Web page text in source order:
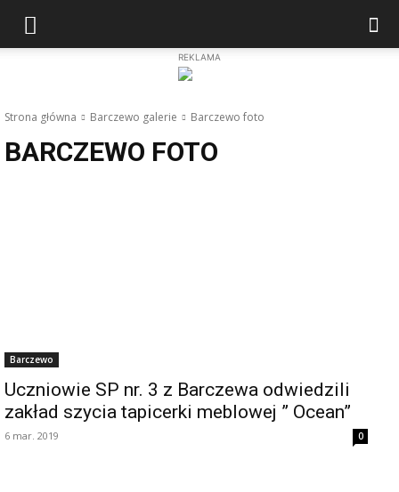
REKLAMA
Strona główna Barczewo galerie Barczewo foto
BARCZEWO FOTO
Barczewo
Uczniowie SP nr. 3 z Barczewa odwiedzili
zakład szycia tapicerki meblowej ” Ocean”
6 mar. 2019 0